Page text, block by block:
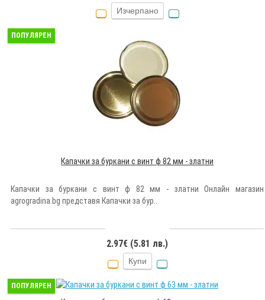
Изчерпано
ПОПУЛЯРЕН
Капачки за буркани с винт ф 82 мм - златни
Капачки за буркани с винт ф 82 мм - златни Онлайн магазин
agrogradina.bg представя Капачки за бур..
2.97€ (5.81 лв.)
Купи
ПОПУЛЯРЕН